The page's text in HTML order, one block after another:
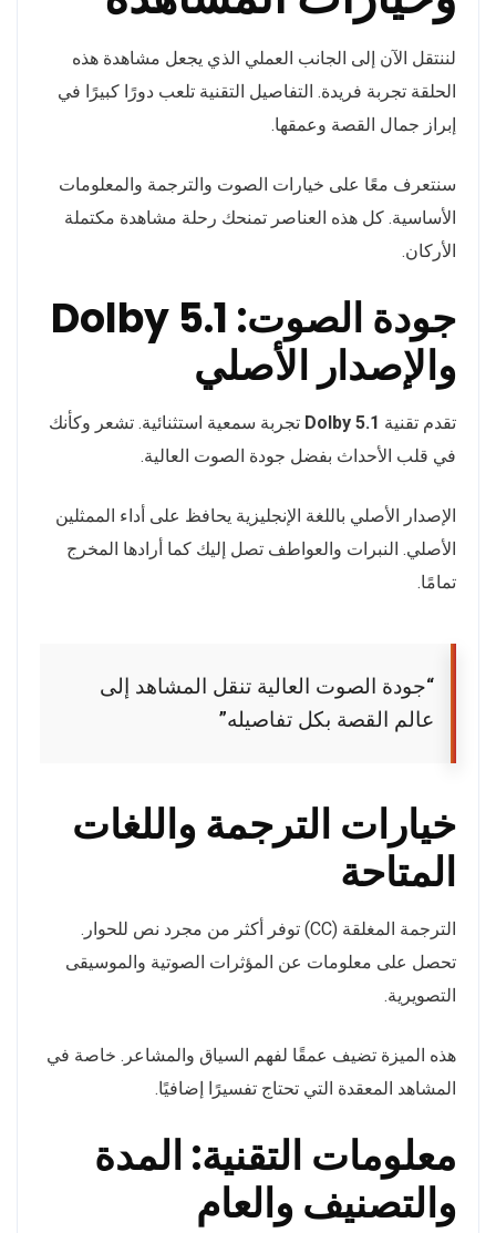
لننتقل الآن إلى الجانب العملي الذي يجعل مشاهدة هذه
الحلقة تجربة فريدة. التفاصيل التقنية تلعب دورًا كبيرًا في
إبراز جمال القصة وعمقها.
سنتعرف معًا على خيارات الصوت والترجمة والمعلومات
الأساسية. كل هذه العناصر تمنحك رحلة مشاهدة مكتملة
الأركان.
جودة الصوت: Dolby 5.1
والإصدار الأصلي
تقدم تقنية Dolby 5.1 تجربة سمعية استثنائية. تشعر وكأنك
في قلب الأحداث بفضل جودة الصوت العالية.
الإصدار الأصلي باللغة الإنجليزية يحافظ على أداء الممثلين
الأصلي. النبرات والعواطف تصل إليك كما أرادها المخرج
تمامًا.
“جودة الصوت العالية تنقل المشاهد إلى
عالم القصة بكل تفاصيله”
خيارات الترجمة واللغات
المتاحة
الترجمة المغلقة (CC) توفر أكثر من مجرد نص للحوار.
تحصل على معلومات عن المؤثرات الصوتية والموسيقى
التصويرية.
هذه الميزة تضيف عمقًا لفهم السياق والمشاعر. خاصة في
المشاهد المعقدة التي تحتاج تفسيرًا إضافيًا.
معلومات التقنية: المدة
والتصنيف والعام